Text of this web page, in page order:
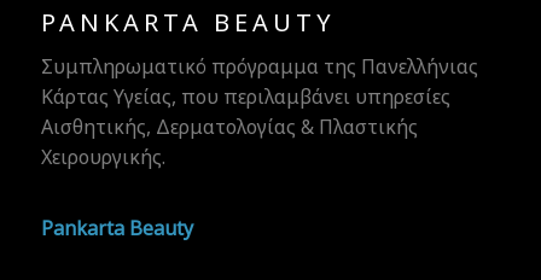
PANKARTA BEAUTY
Συμπληρωματικό πρόγραμμα της Πανελλήνιας
Κάρτας Υγείας, που περιλαμβάνει υπηρεσίες
Αισθητικής, Δερματολογίας & Πλαστικής
Χειρουργικής.
Pankarta Beauty
Doctors' Hospital